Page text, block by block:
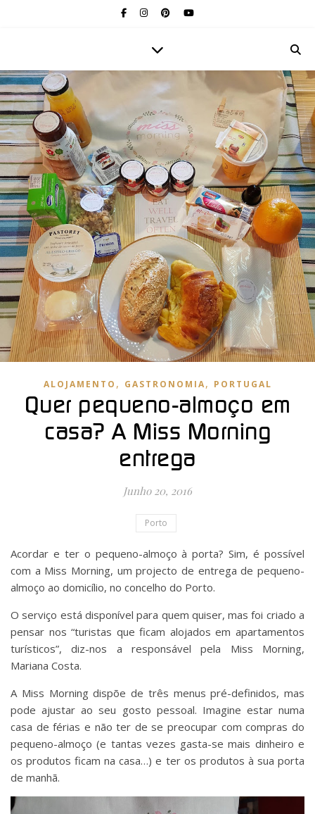
ALOJAMENTO , GASTRONOMIA, PORTUGAL
Quer pequeno-almoço em
casa? A Miss Morning
entrega
Junho 20, 2016
Porto
Acordar e ter o pequeno-almoço à porta? Sim, é possível
com a Miss Morning, um projecto de entrega de pequeno-
almoço ao domicílio, no concelho do Porto.
O serviço está disponível para quem quiser, mas foi criado a
pensar nos “turistas que ficam alojados em apartamentos
turísticos”, diz-nos a responsável pela Miss Morning,
Mariana Costa.
A Miss Morning dispõe de três menus pré-definidos, mas
pode ajustar ao seu gosto pessoal. Imagine estar numa
casa de férias e não ter de se preocupar com compras do
pequeno-almoço (e tantas vezes gasta-se mais dinheiro e
os produtos ficam na casa…) e ter os produtos à sua porta
de manhã.